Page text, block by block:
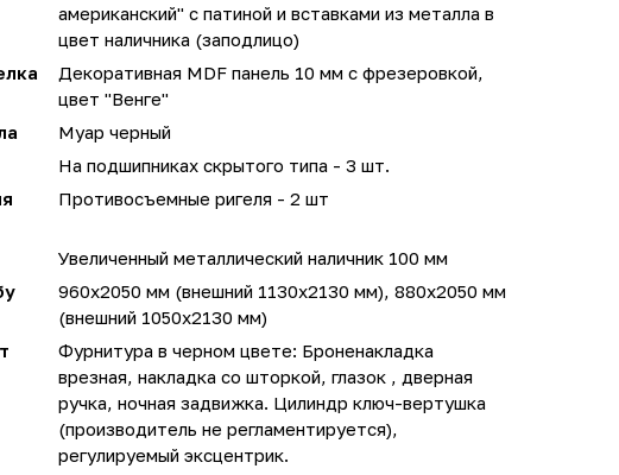
американский" с патиной и вставками из металла в
цвет наличника (заподлицо)
Декоративная MDF панель 10 мм с фрезеровкой,
цвет "Венге"
Муар черный
На подшипниках скрытого типа - 3 шт.
Противосъемные ригеля - 2 шт
Увеличенный металлический наличник 100 мм
960х2050 мм (внешний 1130х2130 мм), 880х2050 мм
(внешний 1050х2130 мм)
Фурнитура в черном цвете: Броненакладка
врезная, накладка со шторкой, глазок , дверная
ручка, ночная задвижка. Цилиндр ключ-вертушка
(производитель не регламентируется),
регулируемый эксцентрик.